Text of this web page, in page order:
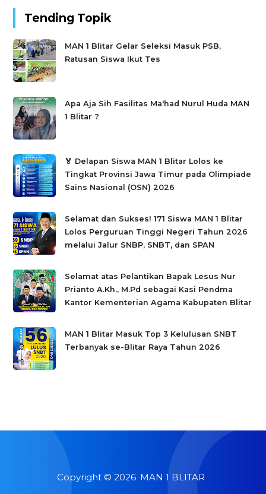
Tending Topik
MAN 1 Blitar Gelar Seleksi Masuk PSB,
Ratusan Siswa Ikut Tes
Apa Aja Sih Fasilitas Ma'had Nurul Huda MAN
1 Blitar ?
🏅 Delapan Siswa MAN 1 Blitar Lolos ke
Tingkat Provinsi Jawa Timur pada Olimpiade
Sains Nasional (OSN) 2026
Selamat dan Sukses! 171 Siswa MAN 1 Blitar
Lolos Perguruan Tinggi Negeri Tahun 2026
melalui Jalur SNBP, SNBT, dan SPAN
Selamat atas Pelantikan Bapak Lesus Nur
Prianto A.Kh., M.Pd sebagai Kasi Pendma
Kantor Kementerian Agama Kabupaten Blitar
MAN 1 Blitar Masuk Top 3 Kelulusan SNBT
Terbanyak se-Blitar Raya Tahun 2026
Copyright © 2026 MAN 1 BLITAR